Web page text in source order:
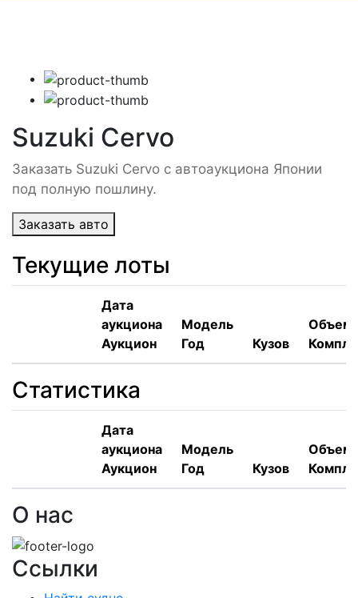
Suzuki Cervo
Заказать Suzuki Cervo с автоаукциона Японии
под полную пошлину.
Заказать авто
Текущие лоты
Дата
аукциона
Аукцион
Модель
Год
Кузов
Объем,
Статистика
Дата
аукциона
Аукцион
Модель
Год
Кузов
Объем,
О нас
Ссылки